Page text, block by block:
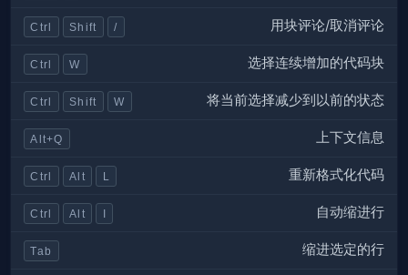
Ctrl Shift / 用块评论/取消评论
Ctrl W 选择连续增加的代码块
Ctrl Shift W 将当前选择减少到以前的状态
Alt+Q 上下文信息
Ctrl Alt L 重新格式化代码
Ctrl Alt I 自动缩进行
Tab 缩进选定的行